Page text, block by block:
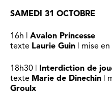
SAMEDI 31 OCTOBRE
16h | Avalon Princesse
texte Laurie Guin | mise
18h30 | Interdiction de
texte Marie de Dinechin |
Groulx